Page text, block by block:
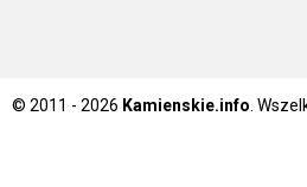
© 2011 - 2026 Kamienskie.info .